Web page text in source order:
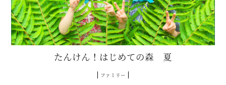
たんけん！はじめての森 夏
ファミリー